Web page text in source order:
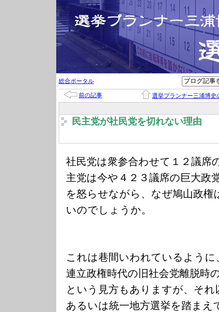
総合ポータル
前の記事 選挙プランナー三浦博史
民主党が社民党を切れない理由
社民党は衆参合わせて１２議席
主党は今や４２３議席の巨大政
を怒らせながら、なぜ鳩山政権
いのでしょうか。
これは巷間いわれているように
連立政権時代の旧社会党離脱時
という見方もありますが、それ
あるいは統一地方選挙を踏まえ